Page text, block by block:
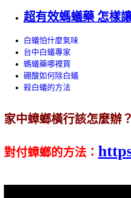
超有效螞蟻藥 怎樣
白蟻怕什麼氣味
台中白蟻專家
螞蟻藥哪裡買
硼酸如何除白蟻
殺白蟻的方法
家中蟑螂橫行該怎麼辦？
對付蟑螂的方法 ：